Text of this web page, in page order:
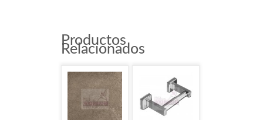
Productos
Relacionados